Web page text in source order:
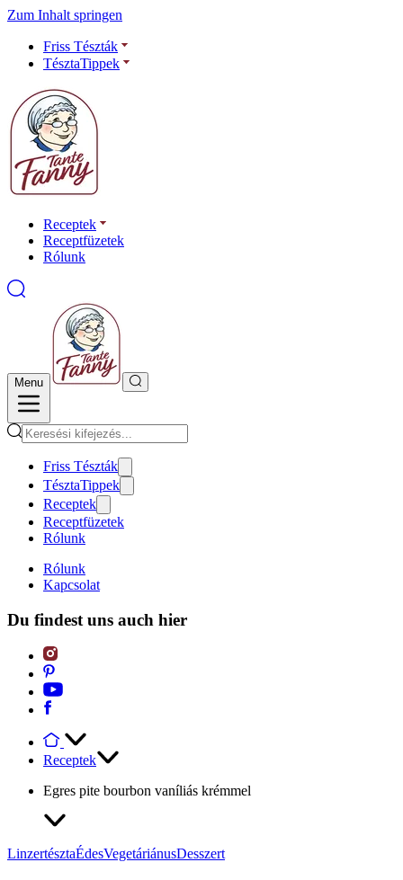
Zum Inhalt springen
Friss Tészták
TésztaTippek
Receptek
Receptfüzetek
Rólunk
Menu
Friss Tészták
TésztaTippek
Receptek
Receptfüzetek
Rólunk
Rólunk
Kapcsolat
Du findest uns auch hier
Receptek
Egres pite bourbon vaníliás krémmel
LinzertésztaÉdesVegetáriánusDesszert